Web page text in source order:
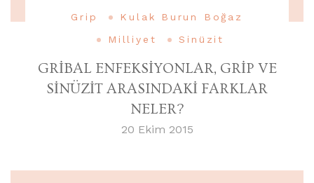
Grip
Kulak Burun Boğaz
Milliyet
Sinüzit
GRİBAL ENFEKSİYONLAR, GRİP VE
SİNÜZİT ARASINDAKİ FARKLAR
NELER?
20 Ekim 2015